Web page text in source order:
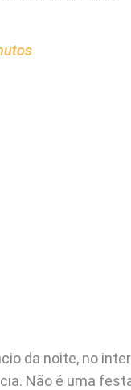
da noite, no
Não é uma